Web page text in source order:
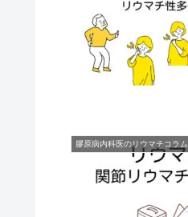
膠原病内科医のリウマチコラム